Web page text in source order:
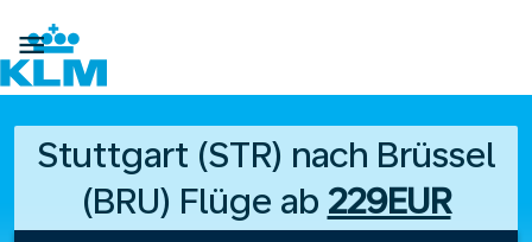

Stuttgart (STR) nach Brüssel
(BRU) Flüge ab 229EUR